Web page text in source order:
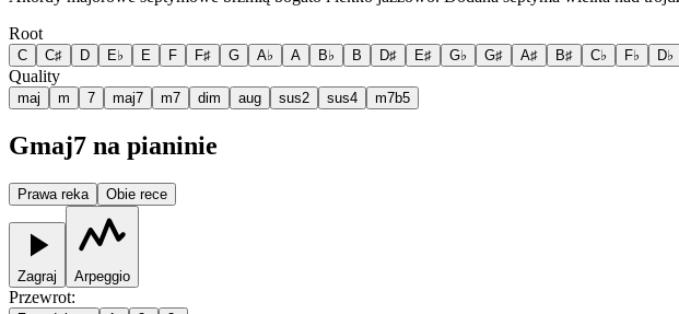
Root
C C♯ D E♭ E F F♯ G A♭ A B♭ B D♯ E♯ G♭ G♯ A♯ B♯ C♭ F♭ D♭
Quality
maj m 7 maj7 m7 dim aug sus2 sus4 m7b5
Gmaj7 na pianinie
Prawa reka Obie rece
Zagraj Arpeggio
Przewrot: